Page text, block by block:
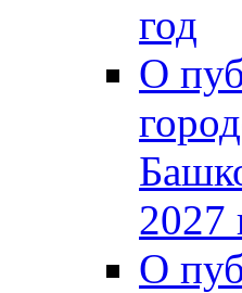
год
О
2027
О